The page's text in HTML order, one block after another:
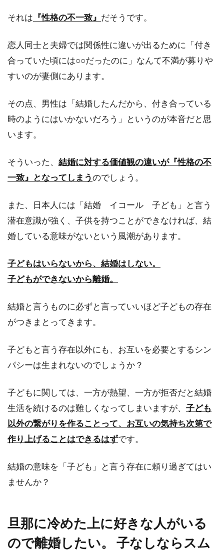
女が面会に行くときの注意点
なったら戸惑いますが、まずは面会に行って状
うな時は当日変更できる？
日頃の疲れを癒したり、カップルで旅館にとま
くなりそう！そん...
それは 『性格の不一致』 だそうです。
恋人同士と夫婦では関係性に違いが出るために「付き
合っていた頃には○○だったのに」なんて不満が募りや
すいのが妻側にあります。
その点、男性は「結婚したんだから、付き合っている
時のようにはいかないだろう」というのが本音だと思
います。
そういった、 結婚に対する価値観の違いが『性格の不
一致』となってしまうのでしょう。
また、日本人には「結婚 イコール 子ども」と言う
潜在意識が強く、子供を持つことができなければ、結
婚している意味がないという風潮があります。
子どもはいらないから、結婚はしない。
子どもができないから離婚。
結婚と言うものに必ずと言っていいほど子どもの存在
がつきまとってきます。
子どもと言う存在以外にも、お互いを必要とするシン
パシーは生まれないのでしょうか？
子どもに関しては、一方が熱望、一方が拒否だと結婚
生活を続けるのは難しくなってしまいますが、 子ども
以外の繋がりを作ることって、お互いの気持ち次第で
作り上げることはできるはずです。
結婚の意味を「子ども」と言う存在に頼り過ぎてはい
ませんか？
旦那に冷めた上に好きな人がいる
ので離婚したい。 子なしならスム